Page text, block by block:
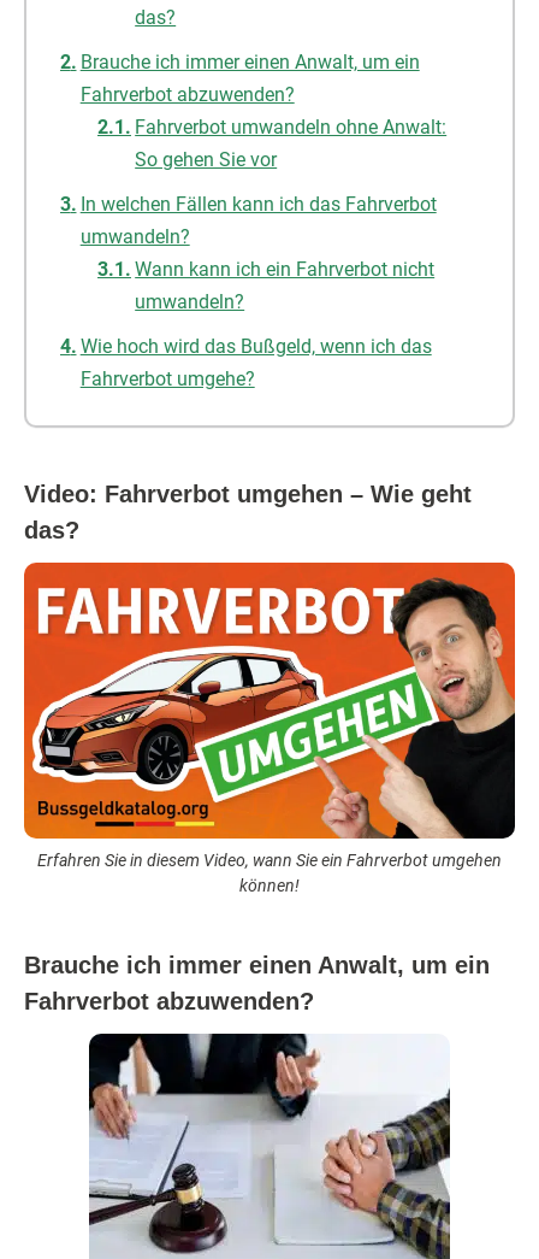
das?
Brauche ich immer einen Anwalt, um ein
Fahrverbot abzuwenden?
Fahrverbot umwandeln ohne Anwalt:
So gehen Sie vor
In welchen Fällen kann ich das Fahrverbot
umwandeln?
Wann kann ich ein Fahrverbot nicht
umwandeln?
Wie hoch wird das Bußgeld, wenn ich das
Fahrverbot umgehe?
Video: Fahrverbot umgehen – Wie geht
das?
Erfahren Sie in diesem Video, wann Sie ein Fahrverbot umgehen
können!
Brauche ich immer einen Anwalt, um ein
Fahrverbot abzuwenden?